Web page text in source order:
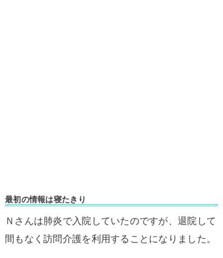
最初の情報は寝たきり
Ｎさんは肺炎で入院していたのですが、退院して
間もなく訪問介護を利用することになりました。